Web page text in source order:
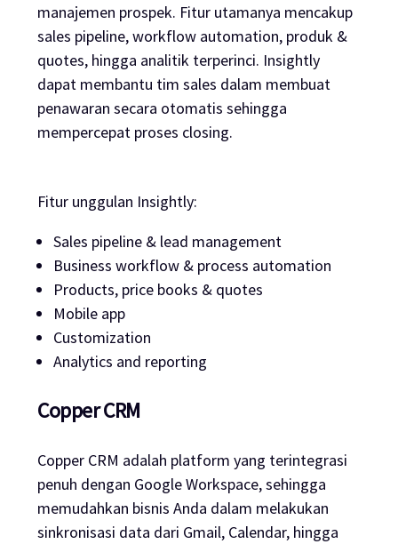
manajemen prospek. Fitur utamanya mencakup
sales pipeline, workflow automation, produk &
quotes, hingga analitik terperinci. Insightly
dapat membantu tim sales dalam membuat
penawaran secara otomatis sehingga
mempercepat proses closing.
Fitur unggulan Insightly:
Sales pipeline & lead management
Business workflow & process automation
Products, price books & quotes
Mobile app
Customization
Analytics and reporting
Copper CRM
Copper CRM adalah platform yang terintegrasi
penuh dengan Google Workspace, sehingga
memudahkan bisnis Anda dalam melakukan
sinkronisasi data dari Gmail, Calendar, hingga